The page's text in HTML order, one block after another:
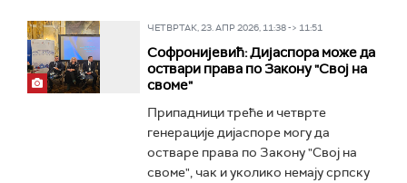
ЧЕТВРТАК, 23. АПР 2026, 11:38 -> 11:51
Софронијевић: Дијаспора може да
оствари права по Закону "Свој на
своме"
Припадници треће и четврте
генерације дијаспоре могу да
остваре права по Закону "Свој на
своме", чак и уколико немају српску